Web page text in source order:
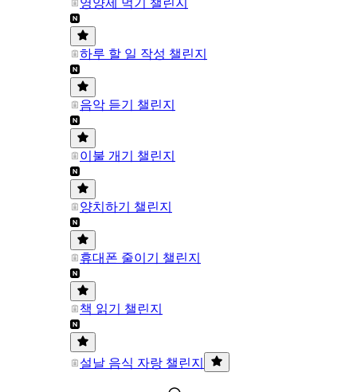
영양제 먹기 챌린지
하루 할 일 작성 챌린지
음악 듣기 챌린지
이불 개기 챌린지
양치하기 챌린지
휴대폰 줄이기 챌린지
책 읽기 챌린지
설날 음식 자랑 챌린지